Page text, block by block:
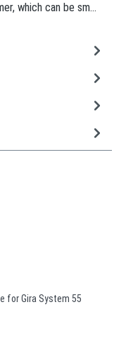
which can be sm…